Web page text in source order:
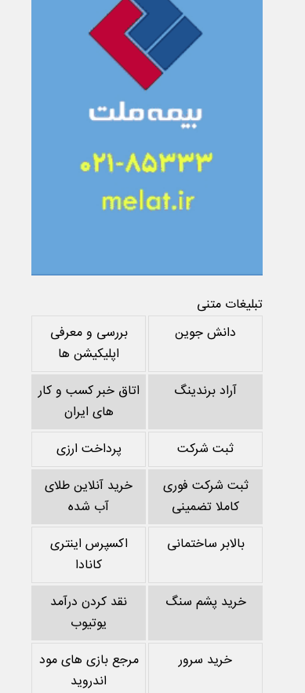
تبلیغات متنی
دانش جوین
بررسی و معرفی
اپلیکیشن ها
آراد برندینگ
اتاق خبر کسب و کار
های ایران
ثبت شرکت
پرداخت ارزی
ثبت شرکت فوری
کاملا تضمینی
خرید آنلاین طلای
آب شده
بالابر ساختمانی
اکسپرس اینتری
کانادا
خرید پشم سنگ
نقد کردن درآمد
یوتیوب
خرید سرور
مرجع بازی های مود
اندروید